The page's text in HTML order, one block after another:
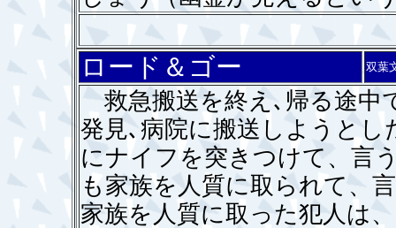
ロード＆ゴー 双葉
救急搬送を終え､帰る途中
発見､病院に搬送しようと
にナイフを突きつけて、言
も家族を人質に取られて、
家族を人質に取った犯人は